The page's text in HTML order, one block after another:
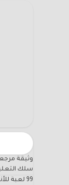
وثيقة
سلك
99 لعبة